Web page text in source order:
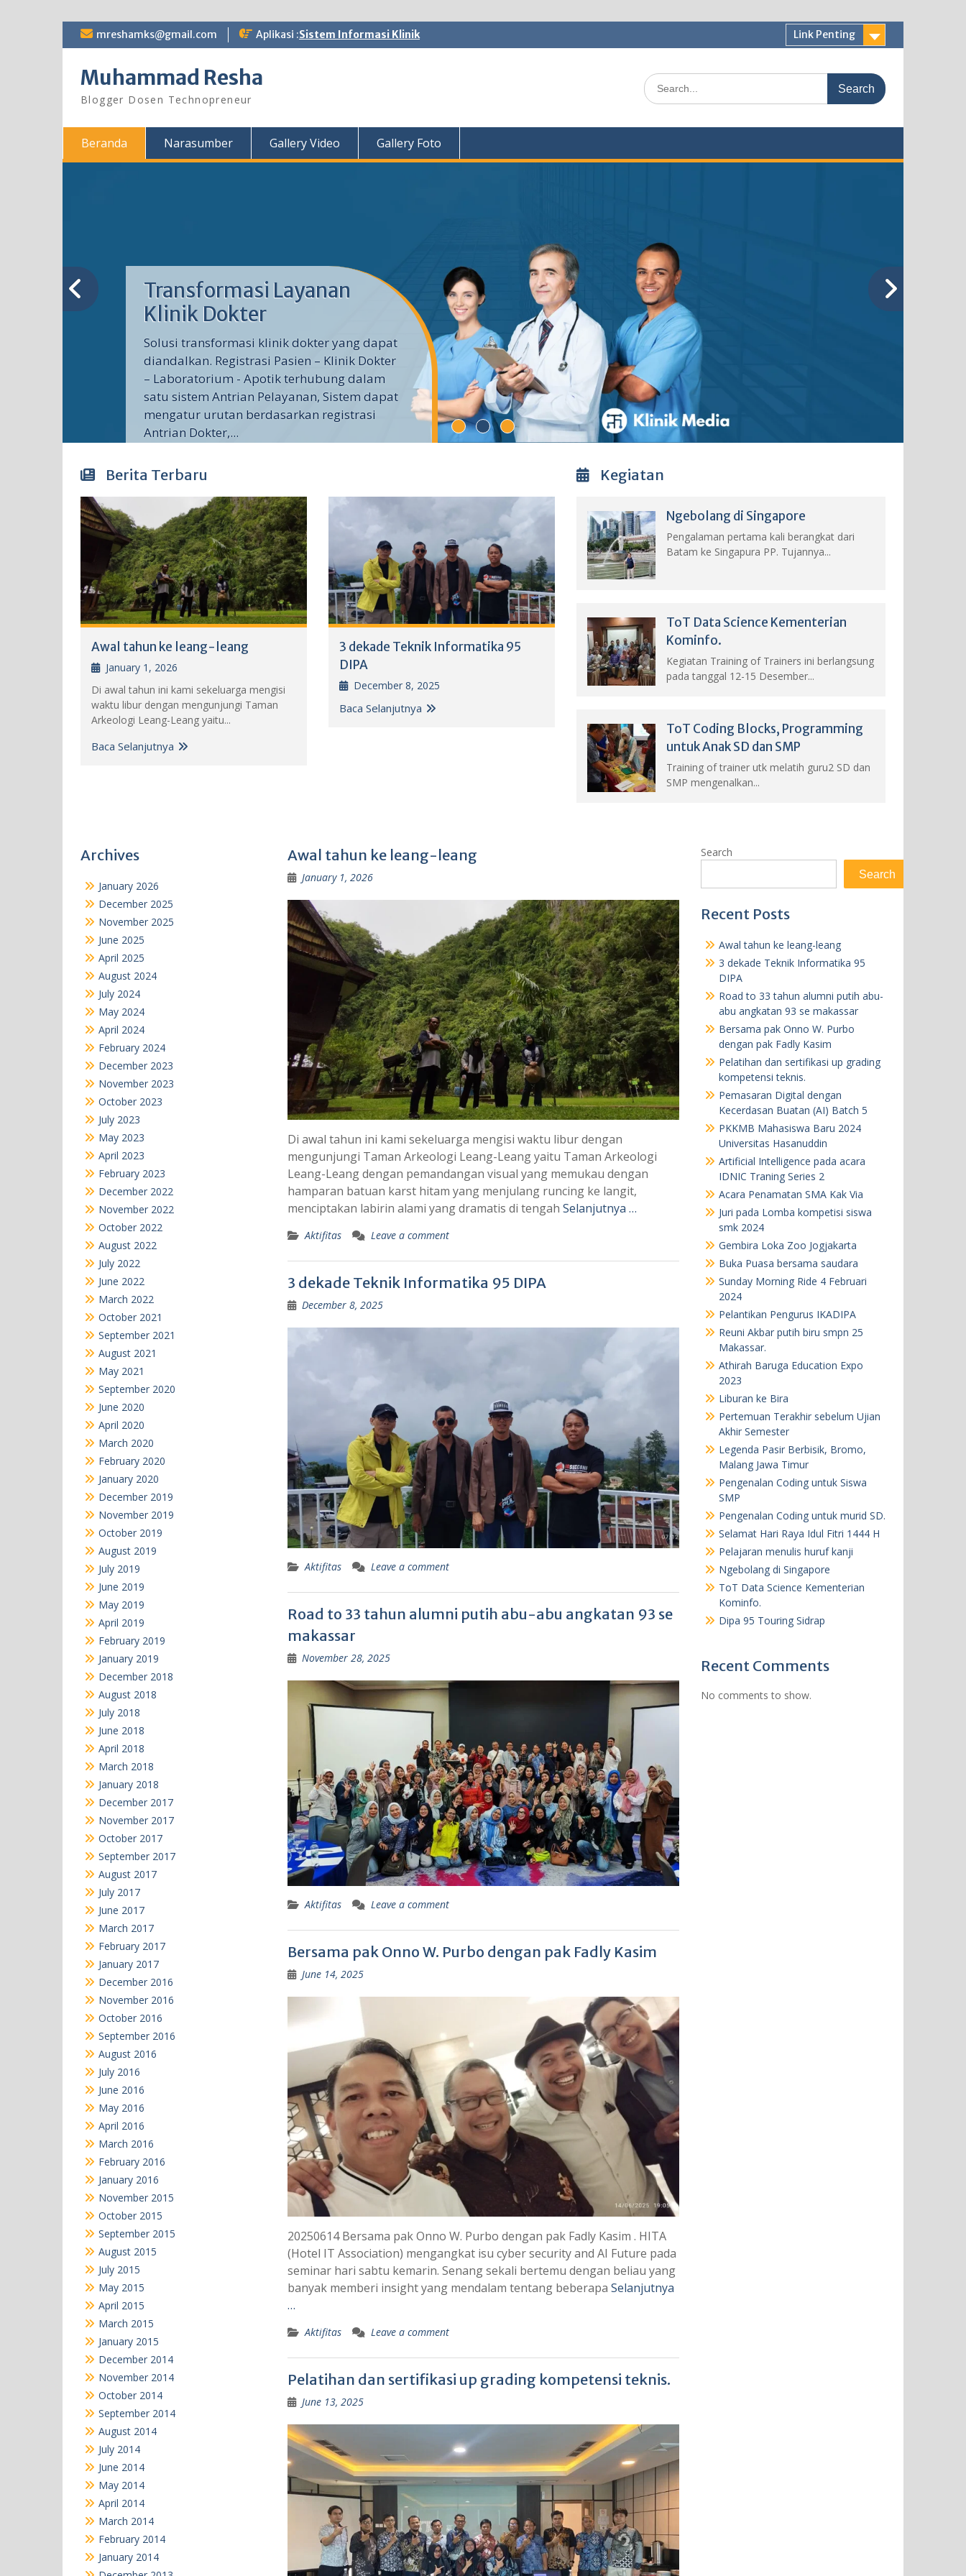
Skip mreshamks@gmail.com Aplikasi :Sistem Informasi Klinik Link Penting
Muhammad Resha
Blogger Dosen Technopreneur
Search
for:
Beranda Narasumber Gallery Video Gallery Foto
Transformasi Layanan
Klinik Dokter
Solusi transformasi klinik dokter yang dapat
diandalkan. Registrasi Pasien – Klinik Dokter
– Laboratorium - Apotik terhubung dalam
satu sistem Antrian Pelayanan, Sistem dapat
mengatur urutan berdasarkan registrasi
Antrian Dokter,...
Berita Terbaru
Awal tahun ke leang-leang
January 1, 2026
Di awal tahun ini kami sekeluarga mengisi
waktu libur dengan mengunjungi Taman
Arkeologi Leang-Leang yaitu...
Baca Selanjutnya
3 dekade Teknik Informatika 95
DIPA
December 8, 2025
Baca Selanjutnya
Kegiatan
Ngebolang di Singapore
Pengalaman pertama kali berangkat dari
Batam ke Singapura PP. Tujannya...
ToT Data Science Kementerian
Kominfo.
Kegiatan Training of Trainers ini berlangsung
pada tanggal 12-15 Desember...
ToT Coding Blocks, Programming
untuk Anak SD dan SMP
Training of trainer utk melatih guru2 SD dan
SMP mengenalkan...
Awal tahun ke leang-leang
January 1, 2026
Di awal tahun ini kami sekeluarga mengisi waktu libur dengan
mengunjungi Taman Arkeologi Leang-Leang yaitu Taman Arkeologi
Leang-Leang dengan pemandangan visual yang memukau dengan
hamparan batuan karst hitam yang menjulang runcing ke langit,
menciptakan labirin alami yang dramatis di tengah Selanjutnya …
Aktifitas Leave a comment
3 dekade Teknik Informatika 95 DIPA
December 8, 2025
Aktifitas Leave a comment
Road to 33 tahun alumni putih abu-abu angkatan 93 se
makassar
November 28, 2025
Aktifitas Leave a comment
Bersama pak Onno W. Purbo dengan pak Fadly Kasim
June 14, 2025
20250614 Bersama pak Onno W. Purbo dengan pak Fadly Kasim . HITA
(Hotel IT Association) mengangkat isu cyber security and AI Future pada
seminar hari sabtu kemarin. Senang sekali bertemu dengan beliau yang
banyak memberi insight yang mendalam tentang beberapa Selanjutnya
…
Aktifitas Leave a comment
Pelatihan dan sertifikasi up grading kompetensi teknis.
June 13, 2025
Search
Search
Recent Posts
Awal tahun ke leang-leang
3 dekade Teknik Informatika 95
DIPA
Road to 33 tahun alumni putih abu-
abu angkatan 93 se makassar
Bersama pak Onno W. Purbo
dengan pak Fadly Kasim
Pelatihan dan sertifikasi up grading
kompetensi teknis.
Pemasaran Digital dengan
Kecerdasan Buatan (AI) Batch 5
PKKMB Mahasiswa Baru 2024
Universitas Hasanuddin
Artificial Intelligence pada acara
IDNIC Traning Series 2
Acara Penamatan SMA Kak Via
Juri pada Lomba kompetisi siswa
smk 2024
Gembira Loka Zoo Jogjakarta
Buka Puasa bersama saudara
Sunday Morning Ride 4 Februari
2024
Pelantikan Pengurus IKADIPA
Reuni Akbar putih biru smpn 25
Makassar.
Athirah Baruga Education Expo
2023
Liburan ke Bira
Pertemuan Terakhir sebelum Ujian
Akhir Semester
Legenda Pasir Berbisik, Bromo,
Malang Jawa Timur
Pengenalan Coding untuk Siswa
SMP
Pengenalan Coding untuk murid SD.
Selamat Hari Raya Idul Fitri 1444 H
Pelajaran menulis huruf kanji
Ngebolang di Singapore
ToT Data Science Kementerian
Kominfo.
Dipa 95 Touring Sidrap
Recent Comments
No comments to show.
Archives
January 2026
December 2025
November 2025
June 2025
April 2025
August 2024
July 2024
May 2024
April 2024
February 2024
December 2023
November 2023
October 2023
July 2023
May 2023
April 2023
February 2023
December 2022
November 2022
October 2022
August 2022
July 2022
June 2022
March 2022
October 2021
September 2021
August 2021
May 2021
September 2020
June 2020
April 2020
March 2020
February 2020
January 2020
December 2019
November 2019
October 2019
August 2019
July 2019
June 2019
May 2019
April 2019
February 2019
January 2019
December 2018
August 2018
July 2018
June 2018
April 2018
March 2018
January 2018
December 2017
November 2017
October 2017
September 2017
August 2017
July 2017
June 2017
March 2017
February 2017
January 2017
December 2016
November 2016
October 2016
September 2016
August 2016
July 2016
June 2016
May 2016
April 2016
March 2016
February 2016
January 2016
November 2015
October 2015
September 2015
August 2015
July 2015
May 2015
April 2015
March 2015
January 2015
December 2014
November 2014
October 2014
September 2014
August 2014
July 2014
June 2014
May 2014
April 2014
March 2014
February 2014
January 2014